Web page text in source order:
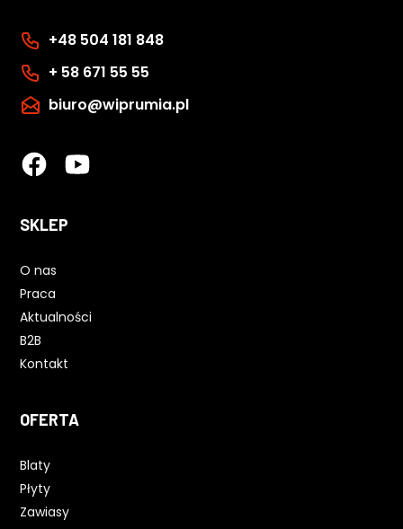
+48 504 181 848
+ 58 671 55 55
biuro@wiprumia.pl
SKLEP
O nas
Praca
Aktualności
B2B
Kontakt
OFERTA
Blaty
Płyty
Zawiasy